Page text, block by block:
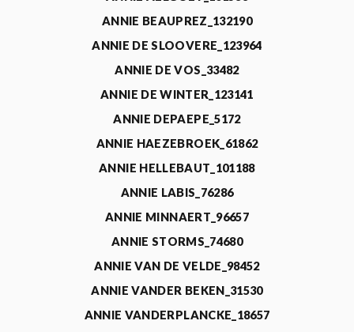
ANNIE BEAUPREZ_132190
ANNIE DE SLOOVERE_123964
ANNIE DE VOS_33482
ANNIE DE WINTER_123141
ANNIE DEPAEPE_5172
ANNIE HAEZEBROEK_61862
ANNIE HELLEBAUT_101188
ANNIE LABIS_76286
ANNIE MINNAERT_96657
ANNIE STORMS_74680
ANNIE VAN DE VELDE_98452
ANNIE VANDER BEKEN_31530
ANNIE VANDERPLANCKE_18657